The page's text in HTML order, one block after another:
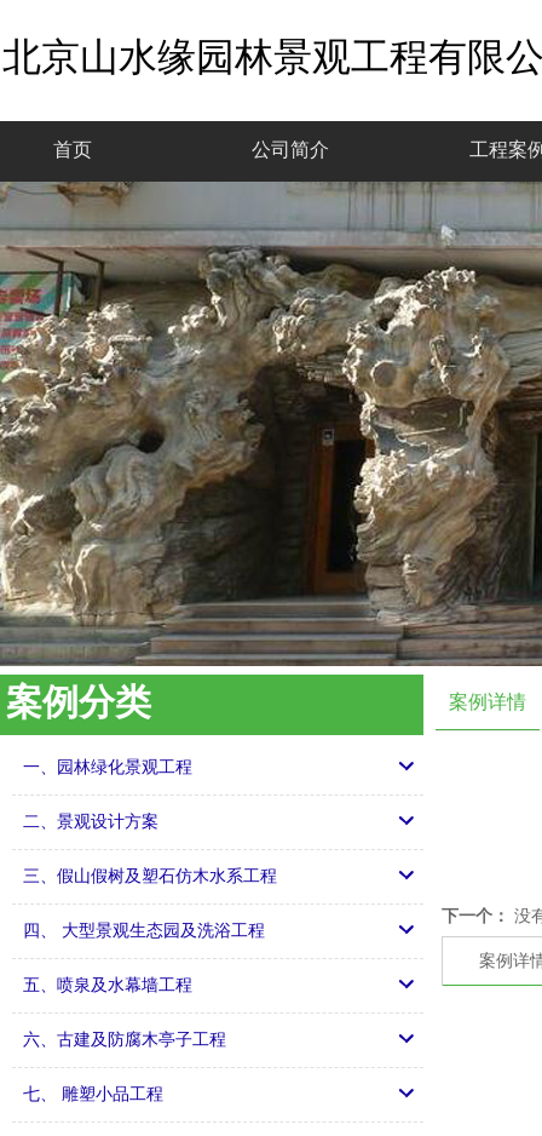
北京山水缘园林景观工程有限
首页 公司简介 工程案
案例分类
一、园林绿化景观工程
二、景观设计方案
三、假山假树及塑石仿木水系工程
四、 大型景观生态园及洗浴工程
五、喷泉及水幕墙工程
六、古建及防腐木亭子工程
七、 雕塑小品工程
案例详情
下一个： 没
案例详